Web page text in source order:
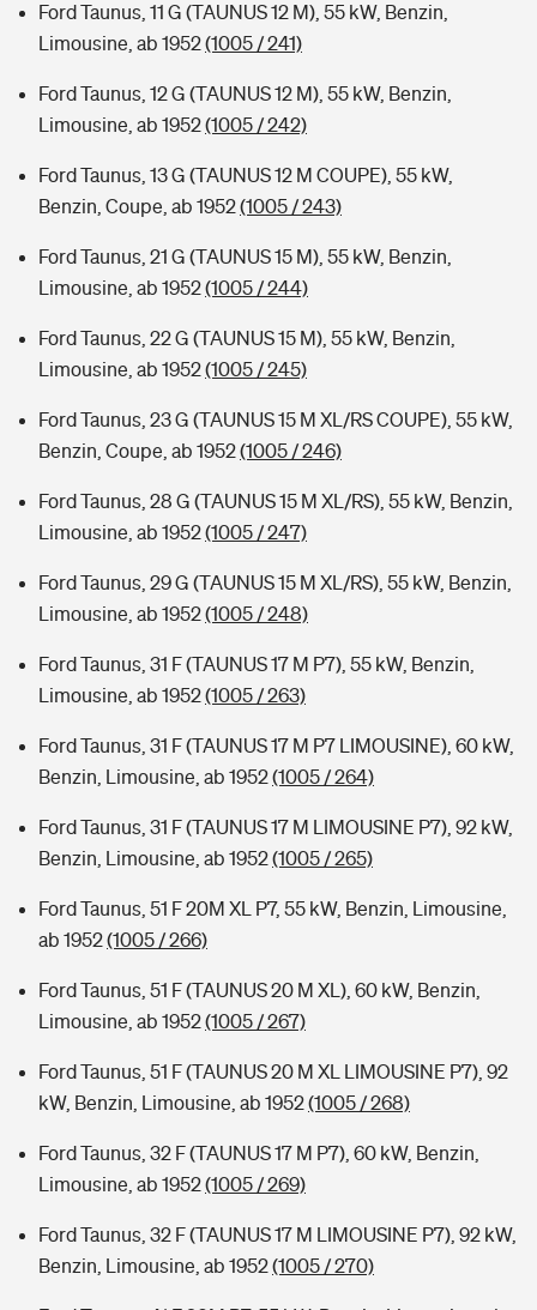
Ford Taunus, 11 G (TAUNUS 12 M), 55 kW, Benzin,
Limousine, ab 1952(1005 / 241)
Ford Taunus, 12 G (TAUNUS 12 M), 55 kW, Benzin,
Limousine, ab 1952(1005 / 242)
Ford Taunus, 13 G (TAUNUS 12 M COUPE), 55 kW,
Benzin, Coupe, ab 1952(1005 / 243)
Ford Taunus, 21 G (TAUNUS 15 M), 55 kW, Benzin,
Limousine, ab 1952(1005 / 244)
Ford Taunus, 22 G (TAUNUS 15 M), 55 kW, Benzin,
Limousine, ab 1952(1005 / 245)
Ford Taunus, 23 G (TAUNUS 15 M XL/RS COUPE), 55 kW,
Benzin, Coupe, ab 1952(1005 / 246)
Ford Taunus, 28 G (TAUNUS 15 M XL/RS), 55 kW, Benzin,
Limousine, ab 1952(1005 / 247)
Ford Taunus, 29 G (TAUNUS 15 M XL/RS), 55 kW, Benzin,
Limousine, ab 1952(1005 / 248)
Ford Taunus, 31 F (TAUNUS 17 M P7), 55 kW, Benzin,
Limousine, ab 1952(1005 / 263)
Ford Taunus, 31 F (TAUNUS 17 M P7 LIMOUSINE), 60 kW,
Benzin, Limousine, ab 1952(1005 / 264)
Ford Taunus, 31 F (TAUNUS 17 M LIMOUSINE P7), 92 kW,
Benzin, Limousine, ab 1952(1005 / 265)
Ford Taunus, 51 F 20M XL P7, 55 kW, Benzin, Limousine,
ab 1952(1005 / 266)
Ford Taunus, 51 F (TAUNUS 20 M XL), 60 kW, Benzin,
Limousine, ab 1952(1005 / 267)
Ford Taunus, 51 F (TAUNUS 20 M XL LIMOUSINE P7), 92
kW, Benzin, Limousine, ab 1952(1005 / 268)
Ford Taunus, 32 F (TAUNUS 17 M P7), 60 kW, Benzin,
Limousine, ab 1952(1005 / 269)
Ford Taunus, 32 F (TAUNUS 17 M LIMOUSINE P7), 92 kW,
Benzin, Limousine, ab 1952(1005 / 270)